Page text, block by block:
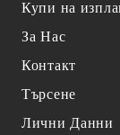
Купи на
За Нас
Контакт
Търсене
Лични Данни